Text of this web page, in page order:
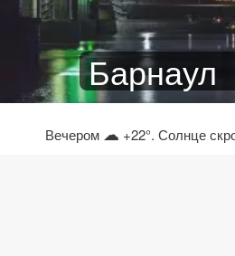
Барнаул
Вечером ☁ +22°. Солнце